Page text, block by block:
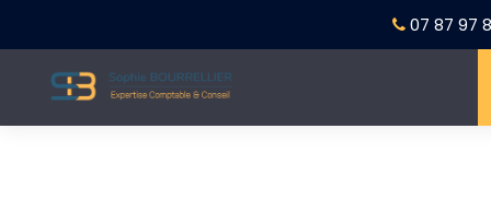
07 87 97